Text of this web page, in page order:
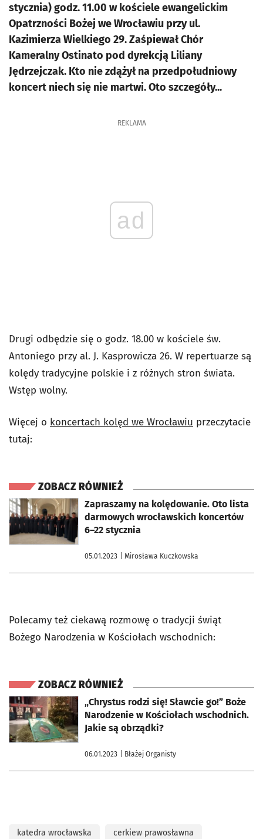
stycznia) godz. 11.00 w kościele ewangelickim
Opatrzności Bożej we Wrocławiu przy ul.
Kazimierza Wielkiego 29. Zaśpiewał Chór
Kameralny Ostinato pod dyrekcją Liliany
Jędrzejczak. Kto nie zdążył na przedpołudniowy
koncert niech się nie martwi. Oto szczegóły...
REKLAMA
ad
Drugi odbędzie się o godz. 18.00 w kościele św.
Antoniego przy al. J. Kasprowicza 26. W repertuarze są
kolędy tradycyjne polskie i z różnych stron świata.
Wstęp wolny.
Więcej o koncertach kolęd we Wrocławiu przeczytacie
tutaj:
ZOBACZ RÓWNIEŻ
Zapraszamy na kolędowanie. Oto lista
darmowych wrocławskich koncertów
6–22 stycznia
05.01.2023 | Mirosława Kuczkowska
otworzy się w nowej karcie
Polecamy też ciekawą rozmowę o tradycji świąt
Bożego Narodzenia w Kościołach wschodnich:
ZOBACZ RÓWNIEŻ
„Chrystus rodzi się! Sławcie go!” Boże
Narodzenie w Kościołach wschodnich.
Jakie są obrządki?
06.01.2023 | Błażej Organisty
otworzy się w nowej karcie
katedra wrocławska cerkiew prawosławna